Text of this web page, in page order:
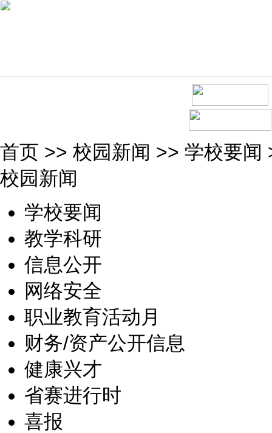
首页 >> 校园新闻 >> 学校要闻
校园新闻
学校要闻
教学科研
信息公开
网络安全
职业教育活动月
财务/资产公开信息
健康兴才
省赛进行时
喜报